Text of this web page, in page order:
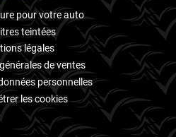
pour votre auto
teintées
légales
de ventes
personnelles
les cookies